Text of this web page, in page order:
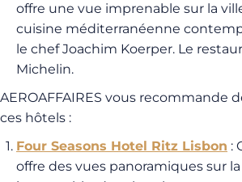
offre une vue imprenable sur la
cuisine méditerranéenne
le chef Joachim Koerper. Le
Michelin.
AEROAFFAIRES vous recommande
ces hôtels :
Four Seasons Hotel Ritz Lisbon :
offre des vues panoramiques sur